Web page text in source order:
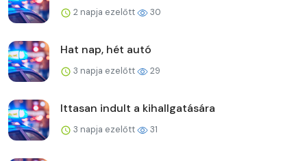
2 napja ezelőtt 30
Hat nap, hét autó
3 napja ezelőtt 29
Ittasan indult a kihallgatására
3 napja ezelőtt 31